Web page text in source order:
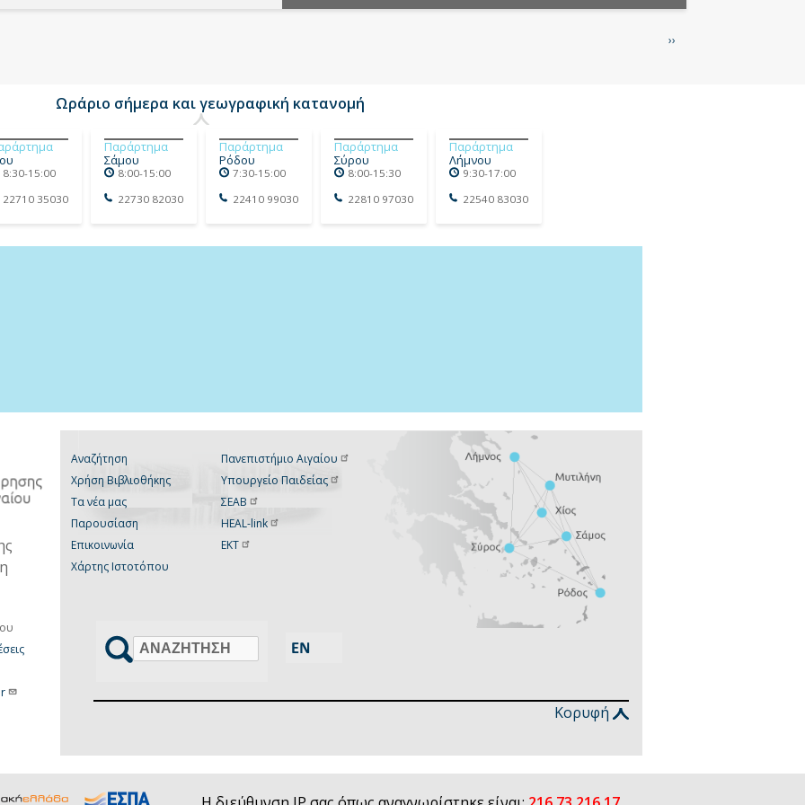
Next
››
Ωράριο σήμερα και γεωγραφική κατανομή
8:30-15:00
22710 35030
Παράρτημα
Σάμου
8:00-15:00
22730 82030
Παράρτημα
Ρόδου
7:30-15:00
22410 99030
Παράρτημα
Σύρου
8:00-15:30
22810 97030
Παράρτημα
Λήμνου
9:30-17:00
22540 83030
Αναζήτηση
Χρήση Βιβλιοθήκης
Τα νέα μας
Παρουσίαση
Επικοινωνία
Χάρτης Ιστοτόπου
Πανεπιστήμιο Αιγαίου
Υπουργείο Παιδείας
ΣΕΑΒ
HEAL-link
ΕΚΤ
Αναζήτηση
Κορυφή